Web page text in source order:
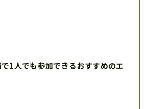
1人でも参加できるおすすめのエ